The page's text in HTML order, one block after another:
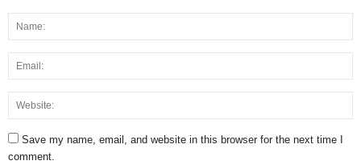
Save my name, email, and website in this browser for the next time I
comment.